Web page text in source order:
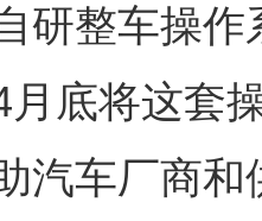
研整车操
底将这套
汽车厂商